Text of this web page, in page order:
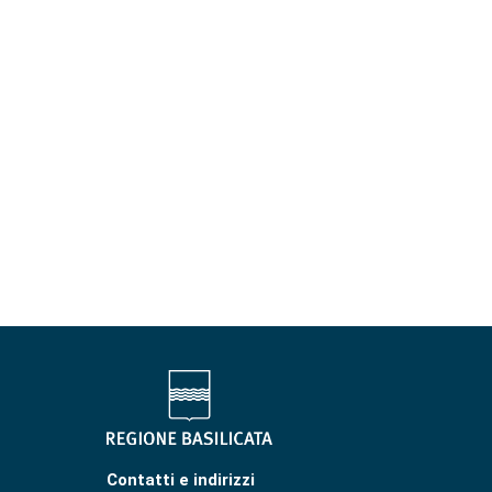
Contatti e indirizzi